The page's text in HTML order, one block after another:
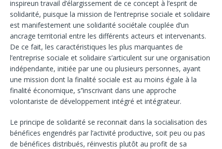
inspireun travail d’élargissement de ce concept à l’esprit de
solidarité, puisque la mission de l’entreprise sociale et solidaire
est manifestement une solidarité sociétale couplée d’un
ancrage territorial entre les différents acteurs et intervenants.
De ce fait, les caractéristiques les plus marquantes de
l’entreprise sociale et solidaire s’articulent sur une organisation
indépendante, initiée par une ou plusieurs personnes, ayant
une mission dont la finalité sociale est au moins égale à la
finalité économique, s’’inscrivant dans une approche
volontariste de développement intégré et intégrateur.
Le principe de solidarité se reconnait dans la socialisation des
bénéfices engendrés par l’activité productive, soit peu ou pas
de bénéfices distribués, réinvestis plutôt au profit de sa